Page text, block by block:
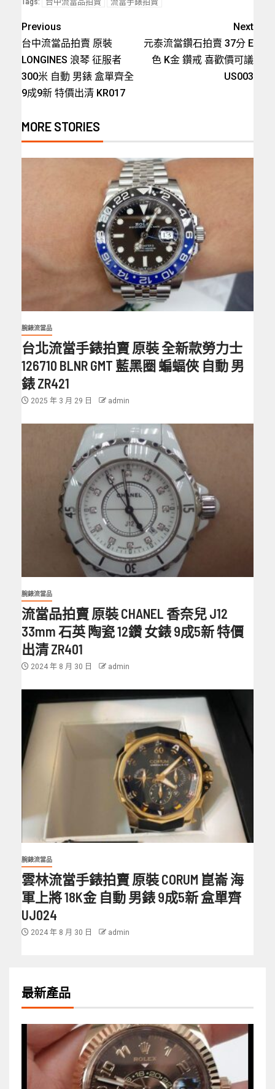
Tags:
Previous
台中流當品拍賣 原裝
LONGINES 浪琴 征服者
300米 自動 男錶 盒單齊全
9成9新 特價出清 KR017
Next
元泰流當鑽石拍賣 37分 E
色 K金 鑽戒 喜歡價可議
US003
MORE STORIES
腕錶流當品
台北流當手錶拍賣 原裝 全新款勞力士
126710 BLNR GMT 藍黑圈 蝙蝠俠 自動 男
錶 ZR421
2025 年 3 月 29 日 admin
腕錶流當品
流當品拍賣 原裝 CHANEL 香奈兒 J12
33mm 石英 陶瓷 12鑽 女錶 9成5新 特價
出清 ZR401
2024 年 8 月 30 日 admin
腕錶流當品
雲林流當手錶拍賣 原裝 CORUM 崑崙 海
軍上將 18K金 自動 男錶 9成5新 盒單齊
UJ024
2024 年 8 月 30 日 admin
最新產品